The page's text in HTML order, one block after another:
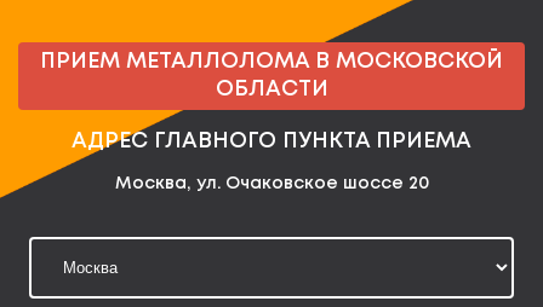
ПРИЕМ МЕТАЛЛОЛОМА В МОСКОВСКОЙ
ОБЛАСТИ
АДРЕС ГЛАВНОГО ПУНКТА ПРИЕМА
Москва, ул. Очаковское шоссе 20